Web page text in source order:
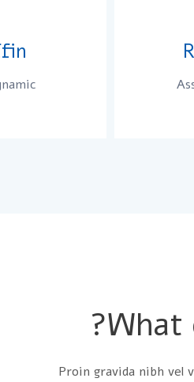
What
Proin gravida nibh vel